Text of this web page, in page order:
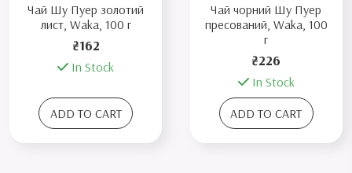
Чай Шу Пуер золотий
лист, Waka, 100 г
₴162
In Stock
ADD TO CART
Чай чорний Шу Пуер
пресований, Waka, 100
г
₴226
In Stock
ADD TO CART